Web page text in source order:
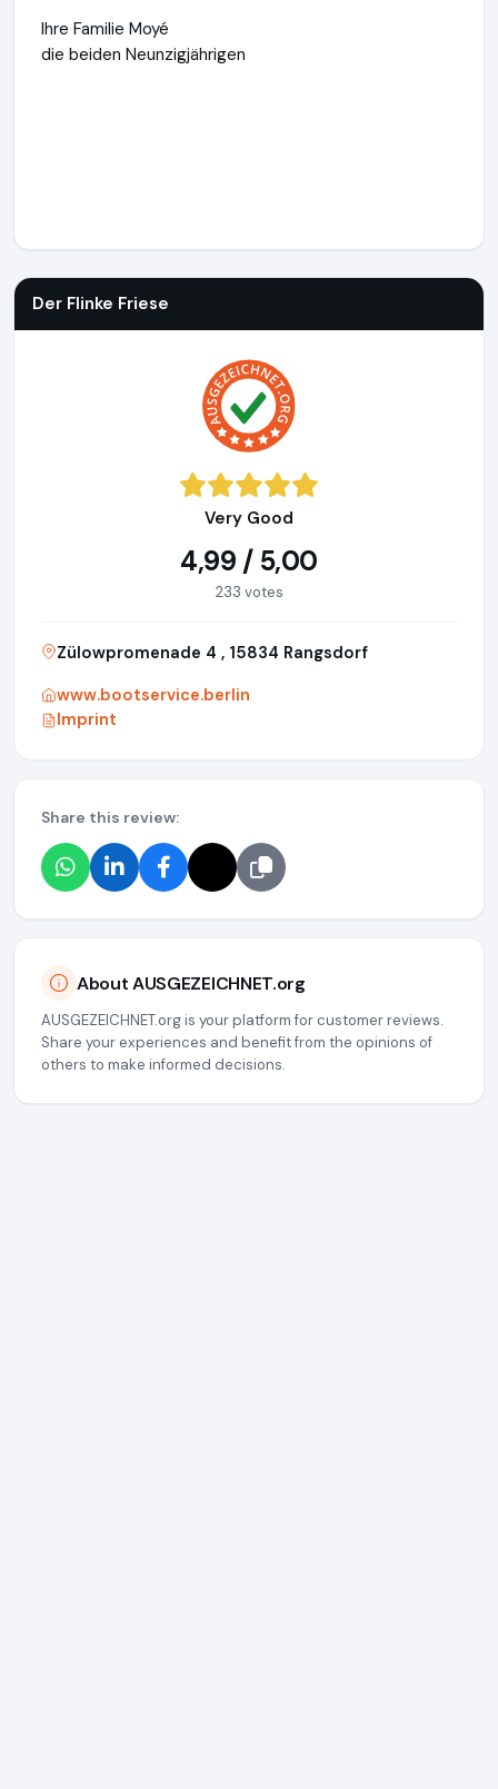
Ihre Familie Moyé
die beiden Neunzigjährigen
Der Flinke Friese
Very Good
4,99 / 5,00
233 votes
Zülowpromenade 4 , 15834 Rangsdorf
www.bootservice.berlin
Imprint
Share this review:
About AUSGEZEICHNET.org
AUSGEZEICHNET.org is your platform for customer reviews.
Share your experiences and benefit from the opinions of
others to make informed decisions.